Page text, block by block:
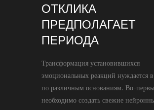
ОТКЛИКА
ПРЕДПОЛАГАЕТ
ПЕРИОДА
Трансформация установившихся
эмоциональных реакций нуждается
по различным основаниям. Во-
необходимо создать свежие